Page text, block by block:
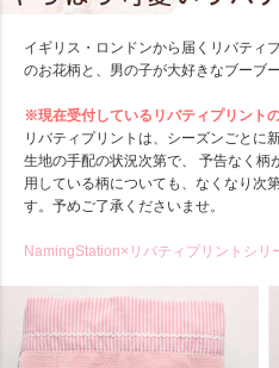
イギリス・ロンドンから届くリバティ
のお花柄と、男の子が大好きなブーブ
※現在受付しているリバティプリント
リバティプリントは、シーズンごとに
生地の手配の状況次第で、 予告なく柄
用している柄についても、なくなり次
す。予めご了承くださいませ。
NamingStation×リバティプリントシリ